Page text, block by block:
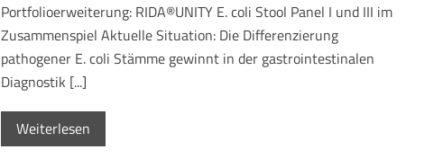
Portfolioerweiterung: RIDA®UNITY E. coli Stool Panel I und III im
Zusammenspiel Aktuelle Situation: Die Differenzierung
pathogener E. coli Stämme gewinnt in der gastrointestinalen
Diagnostik [...]
Weiterlesen